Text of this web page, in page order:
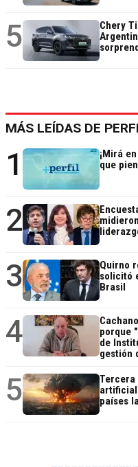
5
Chery
MÁS LEÍDAS DE
1
¡Mirá
que
2
3
Quirno
solicitó
Brasil
4
porque
de
gestión
5
Tercera
países